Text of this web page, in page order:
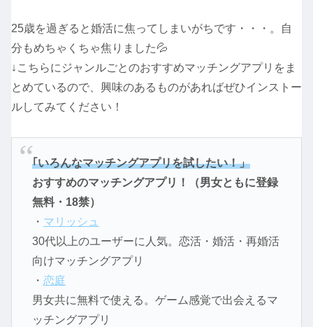
25歳を過ぎると婚活に焦ってしまいがちです・・・。自
分もめちゃくちゃ焦りました💦
↓こちらにジャンルごとのおすすめマッチングアプリをま
とめているので、興味のあるものがあればぜひインストー
ルしてみてください！
｢いろんなマッチングアプリを試したい！」
おすすめのマッチングアプリ！（男女ともに登録
無料・18禁）
・ マリッシュ
30代以上のユーザーに人気。恋活・婚活・再婚活
向けマッチングアプリ
・ 恋庭
男女共に無料で使える。ゲーム感覚で出会えるマ
ッチングアプリ